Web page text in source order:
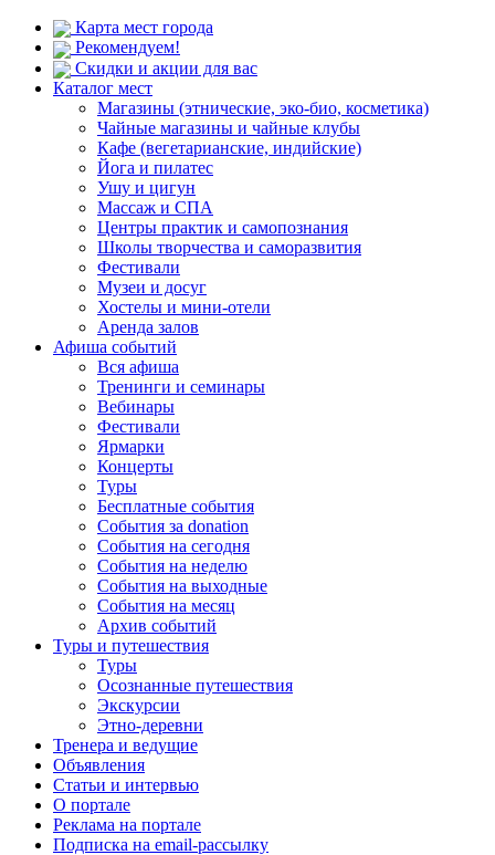
Карта мест города
Рекомендуем!
Скидки и акции для вас
Каталог мест
Магазины (этнические, эко-био, косметика)
Чайные магазины и чайные клубы
Кафе (вегетарианские, индийские)
Йога и пилатес
Ушу и цигун
Массаж и СПА
Центры практик и самопознания
Школы творчества и саморазвития
Фестивали
Музеи и досуг
Хостелы и мини-отели
Аренда залов
Афиша событий
Вся афиша
Тренинги и семинары
Вебинары
Фестивали
Ярмарки
Концерты
Туры
Бесплатные события
События за donation
События на сегодня
События на неделю
События на выходные
События на месяц
Архив событий
Туры и путешествия
Туры
Осознанные путешествия
Экскурсии
Этно-деревни
Тренера и ведущие
Объявления
Статьи и интервью
О портале
Реклама на портале
Подписка на email-рассылку